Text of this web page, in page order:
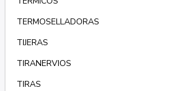
TERMOSELLADORAS
TIJERAS
TIRANERVIOS
TIRAS